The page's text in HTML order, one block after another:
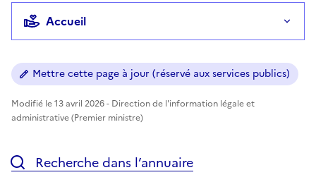
Accueil
Mettre cette page à jour (réservé aux services publics)
Modifié le 13 avril 2026 - Direction de l'information légale et
administrative (Premier ministre)
Recherche dans l’annuaire